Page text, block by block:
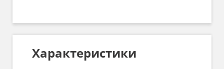
Характеристики